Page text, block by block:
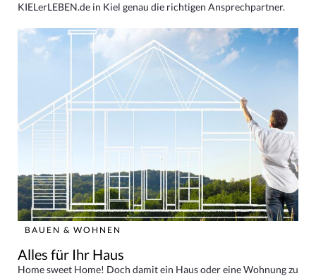
KIELerLEBEN.de in Kiel genau die richtigen Ansprechpartner.
BAUEN & WOHNEN
Alles für Ihr Haus
Home sweet Home! Doch damit ein Haus oder eine Wohnung zu